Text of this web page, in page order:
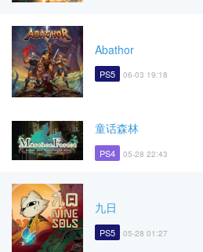
Abathor
PS5 06-03 19:18
童话森林
PS4 05-28 22:43
九日
PS5 05-28 01:27